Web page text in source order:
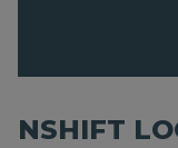
NSHIFT